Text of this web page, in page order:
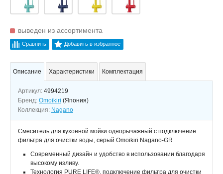
выведен из ассортимента
Сравнить Добавить в избранное
Описание Характеристики Комплектация
Артикул: 4994219
Бренд: Omoikiri (Япония)
Коллекция: Nagano
Смеситель для кухонной мойки однорычажный с подключение
фильтра для очистки воды, серый Omoikiri Nagano-GR
Современный дизайн и удобство в использовании благодаря
высокому изливу.
Технология PURE LIFE®, подключение фильтра для очистки